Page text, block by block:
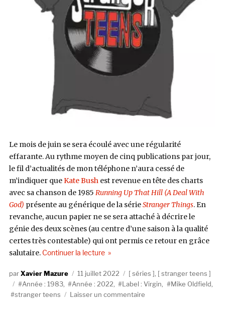
Le mois de juin se sera écoulé avec une régularité
effarante. Au rythme moyen de cinq publications par jour,
le fil d’actualités de mon téléphone n’aura cessé de
m’indiquer queKate Bushest revenue en tête des charts
avec sa chanson de 1985 Running Up That Hill (A Deal With
God) présente au générique de la sérieStranger Things. En
revanche, aucun papier ne se sera attaché à décrire le
génie des deux scènes (au centre d’une saison à la qualité
certes très contestable) qui ont permis ce retour en grâce
salutaire. Continuer la lecturede « Stranger Teens #1 : « Moonlight
AuteurXavier Mazure
Publié
le
11 juillet 2022 Catégories
séries ,
stranger teens
Étiquettes
Année : 1983, Année : 2022, Label : Virgin, Mike Oldfield,
stranger teens
Laisser un commentaire